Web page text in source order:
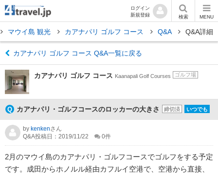
ログイン
新規登録
検索 MENU
マウイ島 観光 カアナパリ ゴルフ コース Q&A Q&A詳細
カアナパリ ゴルフ コース Q&A一覧に戻る
カアナパリ ゴルフ コース Kaanapali Golf Courses ゴルフ場
カアナパリ・ゴルフコースのロッカーの大きさ 締切済 いつでも
by kenkenさん
Q&A投稿日：2019/11/22
0件
2月のマウイ島のカアナパリ・ゴルフコースでゴルフをする予定
です。成田からホノルル経由カフルイ空港で、空港から直接、